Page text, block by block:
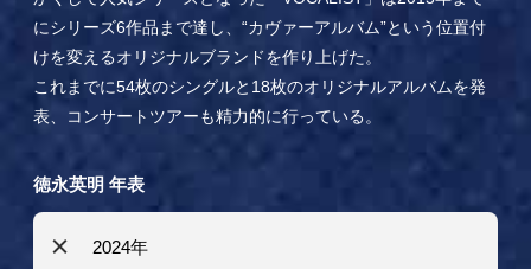
にシリーズ6作品まで達し、“カヴァーアルバム”という位置付
けを変えるオリジナルブランドを作り上げた。
これまでに54枚のシングルと18枚のオリジナルアルバムを発
表、コンサートツアーも精力的に行っている。
徳永英明 年表
2024年